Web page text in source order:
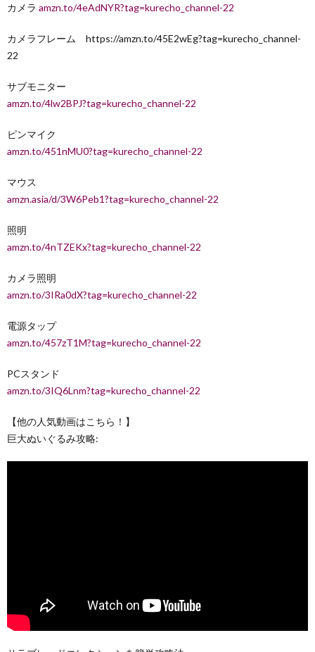
カメラ amzn.to/4eAdNYR?tag=kurecho_channel-22
カメラフレーム https://amzn.to/45E2wEg?tag=kurecho_channel-
22
サブモニター
amzn.to/4lw2BPJ?tag=kurecho_channel-22
ピンマイク
amzn.to/451nMU0?tag=kurecho_channel-22
マウス
amzn.asia/d/3W6Peb1?tag=kurecho_channel-22
照明
amzn.to/4nTZEKx?tag=kurecho_channel-22
カメラ照明
amzn.to/3IRa0dX?tag=kurecho_channel-22
電源タップ
amzn.to/457zT1M?tag=kurecho_channel-22
PCスタンド
amzn.to/3IQ6Lnm?tag=kurecho_channel-22
【他の人気動画はこちら！】
巨大ぬいぐるみ攻略: